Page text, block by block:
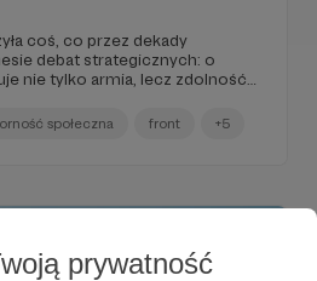
prywatność
coś, co przez dekady
debat strategicznych: o
nie tylko armia, lecz zdolność
społeczna front +5